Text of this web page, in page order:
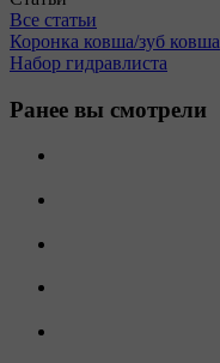
Все статьи
Коронка ковша/зуб ковша
Набор гидравлиста
Ранее вы смотрели